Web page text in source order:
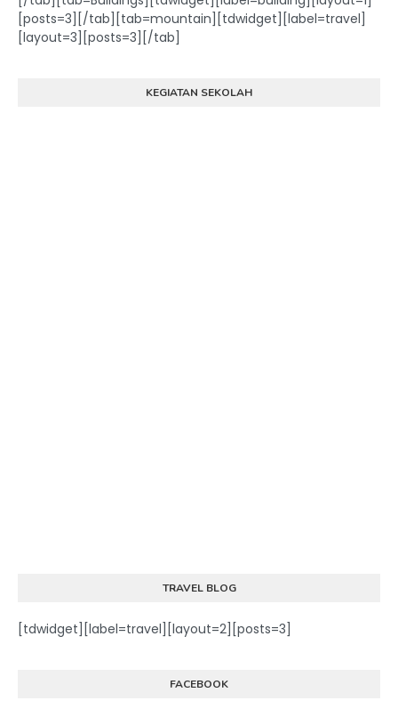
[posts=3][/tab][tab=mountain][tdwidget][label=travel]
[layout=3][posts=3][/tab]
KEGIATAN SEKOLAH
TRAVEL BLOG
[tdwidget][label=travel][layout=2][posts=3]
FACEBOOK